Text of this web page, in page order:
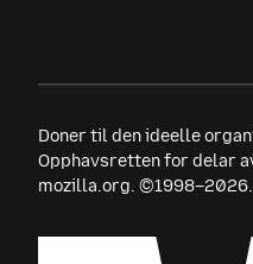
Doner til den ideelle
Opphavsretten for delar
mozilla.org.